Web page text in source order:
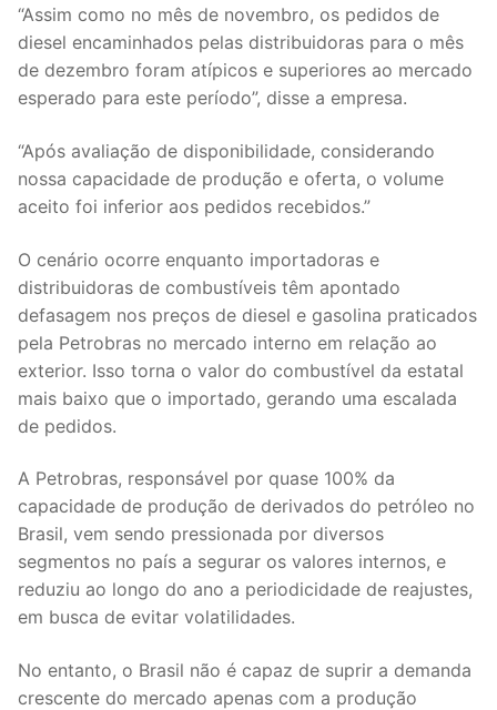
“Assim como no mês de novembro, os pedidos de
diesel encaminhados pelas distribuidoras para o mês
de dezembro foram atípicos e superiores ao mercado
esperado para este período”, disse a empresa.
“Após avaliação de disponibilidade, considerando
nossa capacidade de produção e oferta, o volume
aceito foi inferior aos pedidos recebidos.”
O cenário ocorre enquanto importadoras e
distribuidoras de combustíveis têm apontado
defasagem nos preços de diesel e gasolina praticados
pela Petrobras no mercado interno em relação ao
exterior. Isso torna o valor do combustível da estatal
mais baixo que o importado, gerando uma escalada
de pedidos.
A Petrobras, responsável por quase 100% da
capacidade de produção de derivados do petróleo no
Brasil, vem sendo pressionada por diversos
segmentos no país a segurar os valores internos, e
reduziu ao longo do ano a periodicidade de reajustes,
em busca de evitar volatilidades.
No entanto, o Brasil não é capaz de suprir a demanda
crescente do mercado apenas com a produção